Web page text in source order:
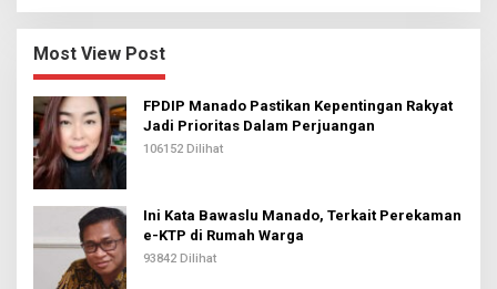
Most View Post
FPDIP Manado Pastikan Kepentingan Rakyat
Jadi Prioritas Dalam Perjuangan
106152 Dilihat
Ini Kata Bawaslu Manado, Terkait Perekaman
e-KTP di Rumah Warga
93842 Dilihat